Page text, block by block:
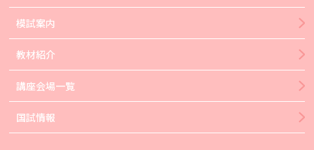
模試案内
教材紹介
講座会場一覧
国試情報